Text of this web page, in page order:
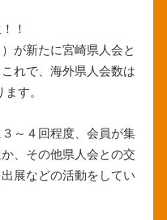
！
が新たに宮崎県人会と
れで、海外県人会数は
す。
～４回程度、会員が集
、その他県人会との交
展などの活動をしてい